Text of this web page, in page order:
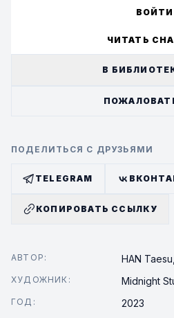
ВОЙТИ
ЧИТАТЬ
В
ПОДЕЛИТЬСЯ С ДРУЗЬЯМИ
TELEGRAM
КОПИРОВАТЬ ССЫЛКУ
АВТОР: HAN Taesu,
ХУДОЖНИК: Midnight
ГОД: 2023